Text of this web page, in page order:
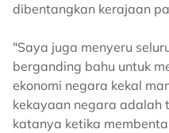
dibentangkan kerajaan
"Saya juga menyeru
berganding bahu untuk
ekonomi negara kekal
kekayaan negara adalah
katanya ketika